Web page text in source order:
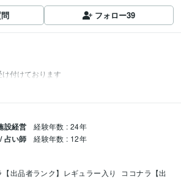
フォロー39
付けております
設経営 経験年数 : 24年
占い師 経験年数 : 12年
【出品者ランク】レギュラー入り
ココナラ【出